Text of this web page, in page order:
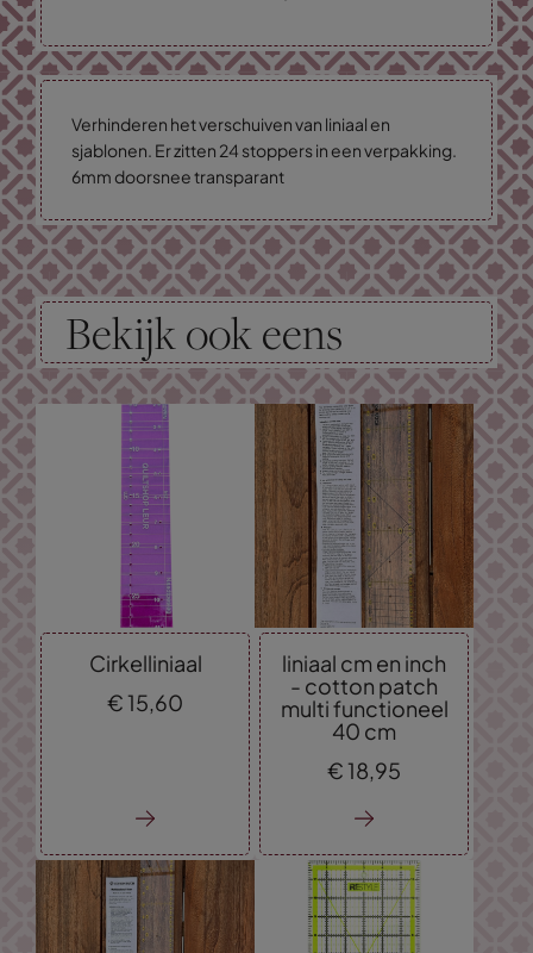
Verhinderen het verschuiven van liniaal en
sjablonen. Er zitten 24 stoppers in een verpakking.
6mm doorsnee transparant
Bekijk ook eens
Cirkelliniaal
€15,60
liniaal cm en inch
- cotton patch
multi functioneel
40 cm
€18,95